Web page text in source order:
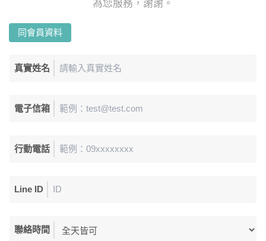
為您服務，謝謝。
同會員資料
真實姓名
電子信箱
行動電話
Line ID
聯絡時間